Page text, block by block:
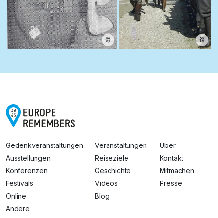
© ©
Gedenkveranstaltungen
Ausstellungen
Konferenzen
Festivals
Online
Andere
Veranstaltungen
Reiseziele
Geschichte
Videos
Blog
Über
Kontakt
Mitmachen
Presse